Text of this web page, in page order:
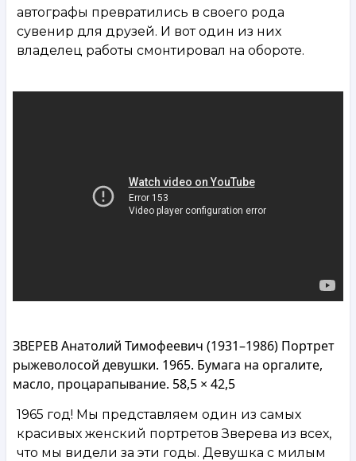
автографы превратились в своего рода
сувенир для друзей. И вот один из них
владелец работы смонтировал на обороте.
ЗВЕРЕВ Анатолий Тимофеевич (1931–1986) Портрет
рыжеволосой девушки. 1965. Бумага на оргалите,
масло, процарапывание. 58,5 × 42,5
1965 год! Мы представляем один из самых
красивых женский портретов Зверева из всех,
что мы видели за эти годы. Девушка с милым